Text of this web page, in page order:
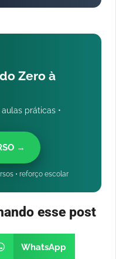
Zero à
práticas •
→
• reforço escolar
esse post
WhatsApp